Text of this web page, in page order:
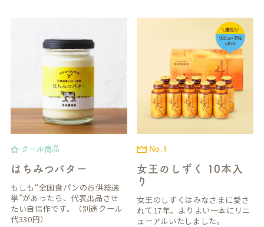
クール商品
はちみつバター
もしも“全国食パンのお供総選
挙”があったら、代表出品させ
たい自信作です。（別途クール
代330円）
No.1
女王のしずく 10本入
り
女王のしずくはみなさまに愛さ
れて17年。よりよい一本にリニ
ューアルいたしました。